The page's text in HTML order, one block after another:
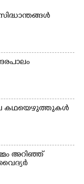
കഥയെഴുത്തുകൾ
അറിഞ്ഞ്